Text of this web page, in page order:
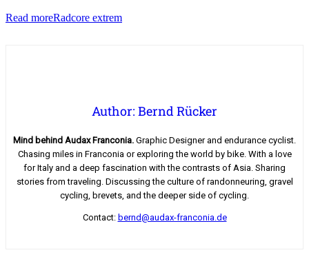
Read moreRadcore extrem
Author: Bernd Rücker
Mind behind Audax Franconia. Graphic Designer and endurance cyclist.
Chasing miles in Franconia or exploring the world by bike. With a love
for Italy and a deep fascination with the contrasts of Asia. Sharing
stories from traveling. Discussing the culture of randonneuring, gravel
cycling, brevets, and the deeper side of cycling.
Contact: bernd@audax-franconia.de